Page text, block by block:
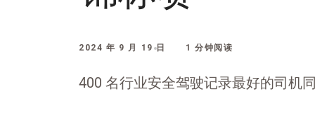
2024 年 9 月 19 日 1 分钟阅读
400 名行业安全驾驶记录最好的司机